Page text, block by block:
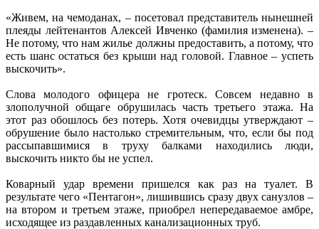
«Живем, на чемоданах, – посетовал представитель нынешней
плеяды лейтенантов Алексей Ивченко (фамилия изменена). –
Не потому, что нам жилье должны предоставить, а потому, что
есть шанс остаться без крыши над головой. Главное – успеть
выскочить».
Слова молодого офицера не гротеск. Совсем недавно в
злополучной общаге обрушилась часть третьего этажа. На
этот раз обошлось без потерь. Хотя очевидцы утверждают –
обрушение было настолько стремительным, что, если бы под
рассыпавшимися в труху балками находились люди,
выскочить никто бы не успел.
Коварный удар времени пришелся как раз на туалет. В
результате чего «Пентагон», лишившись сразу двух санузлов –
на втором и третьем этаже, приобрел непередаваемое амбре,
исходящее из раздавленных канализационных труб.